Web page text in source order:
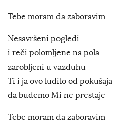
Tebe moram da zaboravim
Nesavršeni pogledi
i reči polomljene na pola
zarobljeni u vazduhu
Ti i ja ovo ludilo od pokušaja
da budemo Mi ne prestaje
Tebe moram da zaboravim